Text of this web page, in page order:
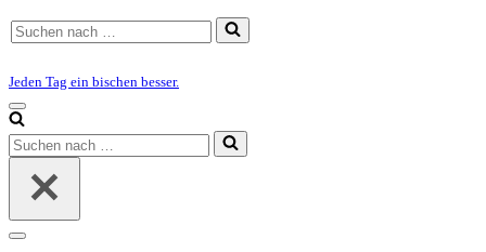
Suchen
nach …
Jeden Tag ein bischen besser.
Navigations-
Menü
Suchen
nach …
Navigations-